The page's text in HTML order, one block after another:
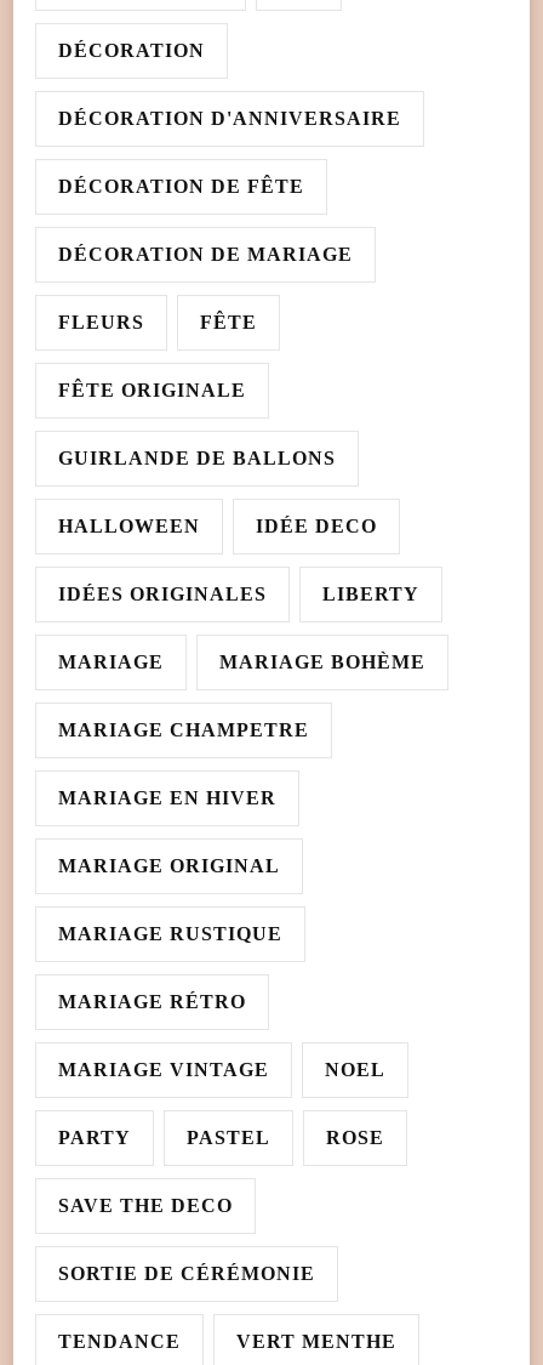
DÉCORATION
DÉCORATION D'ANNIVERSAIRE
DÉCORATION DE FÊTE
DÉCORATION DE MARIAGE
FLEURS FÊTE
FÊTE ORIGINALE
GUIRLANDE DE BALLONS
HALLOWEEN IDÉE DECO
IDÉES ORIGINALES LIBERTY
MARIAGE MARIAGE BOHÈME
MARIAGE CHAMPETRE
MARIAGE EN HIVER
MARIAGE ORIGINAL
MARIAGE RUSTIQUE
MARIAGE RÉTRO
MARIAGE VINTAGE NOEL
PARTY PASTEL ROSE
SAVE THE DECO
SORTIE DE CÉRÉMONIE
TENDANCE VERT MENTHE